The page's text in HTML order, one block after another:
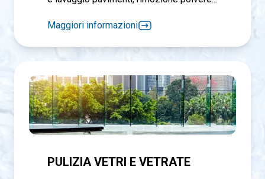
Maggiori informazioni
PULIZIA VETRI E VETRATE